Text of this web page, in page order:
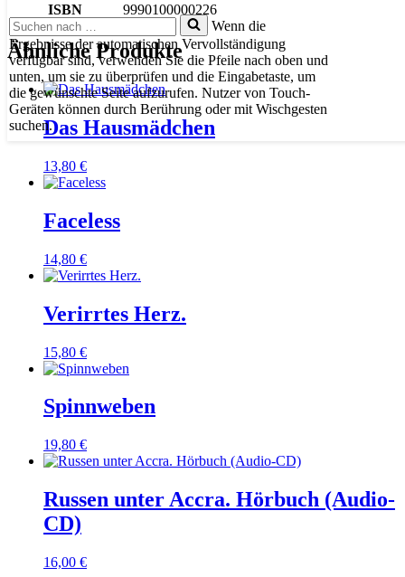
Suchen
nach …
Wenn die
Ergebnisse der automatischen Vervollständigung
verfügbar sind, verwenden Sie die Pfeile nach oben und
unten, um sie zu überprüfen und die Eingabetaste, um
die gewünschte Seite aufzurufen. Nutzer von Touch-
Geräten können durch Berührung oder mit Wischgesten
suchen.
ISBN 9990100000226
Ähnliche Produkte
Das Hausmädchen
13,80 €
Faceless
14,80 €
Verirrtes Herz.
15,80 €
Spinnweben
19,80 €
Russen unter Accra. Hörbuch (Audio-
CD)
16,00 €